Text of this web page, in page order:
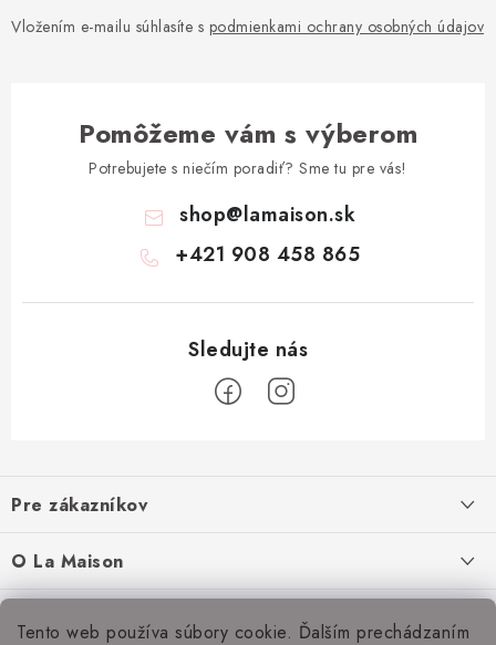
Tento web používa súbory cookie. Ďalším prechádzaním
Vložením e-mailu súhlasíte s podmienkami ochrany osobných údajov
Pomôžeme vám s výberom
Potrebujete s niečím poradiť? Sme tu pre vás!
shop@lamaison.sk
+421 908 458 865
p
ä
i
Pre zákazníkov
Doprava a platba
Obchodné podmienky
O La Maison
O nás